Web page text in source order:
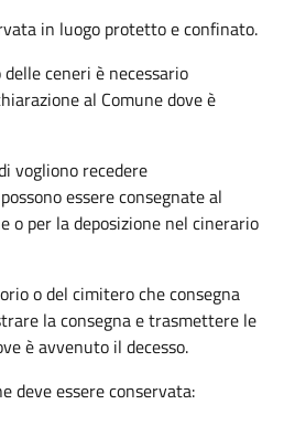
in luogo protetto e confinato.
ceneri è necessario
al Comune dove è
vogliono recedere
essere consegnate al
o per la deposizione nel cinerario
o del cimitero che consegna
la consegna e trasmettere le
è avvenuto il decesso.
deve essere conservata: